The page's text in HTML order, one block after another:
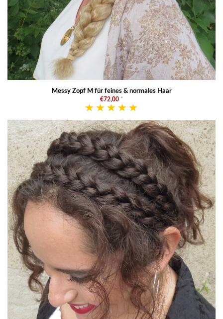
Messy Zopf M für feines & normales Haar
€72,00 *